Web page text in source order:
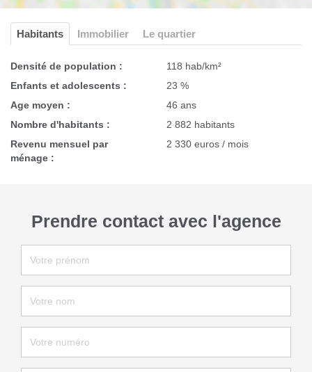
Habitants Immobilier Le quartier
Densité de population :
118 hab/km²
Enfants et adolescents :
23 %
Age moyen :
46 ans
Nombre d'habitants :
2 882 habitants
Revenu mensuel par
ménage :
2 330 euros / mois
Prendre contact avec l'agence